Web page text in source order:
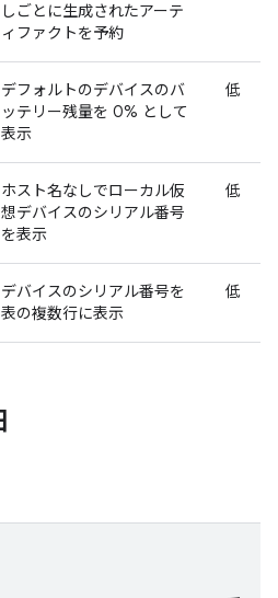
しごとに生成されたアーテ
ィファクトを予約
デフォルトのデバイスのバ
ッテリー残量を 0% として
表示
低
ホスト名なしでローカル仮
想デバイスのシリアル番号
を表示
低
デバイスのシリアル番号を
表の複数行に表示
低